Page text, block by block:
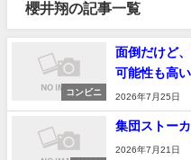
櫻井翔の記事一覧
コンビニ
面倒だけど
可能性も高
2026年7月25日
集団ストー
2026年7月21日